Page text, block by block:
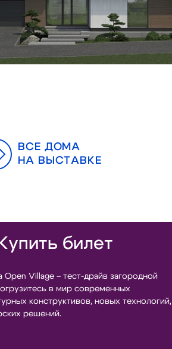
ВСЕ ДОМА
НА ВЫСТАВКЕ
Купить билет
Open Village – тест-драйв загородной
в мир современных
конструктивов, новых технологий,
решений.